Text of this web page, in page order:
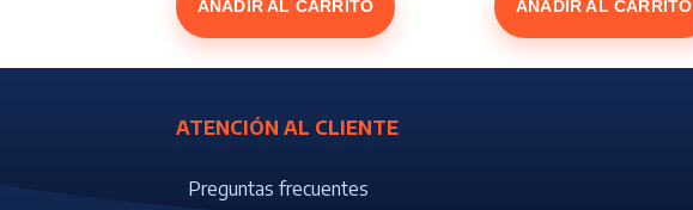
AÑADIR AL CARRITO AÑADIR AL CARRITO
ATENCIÓN AL CLIENTE
Preguntas frecuentes